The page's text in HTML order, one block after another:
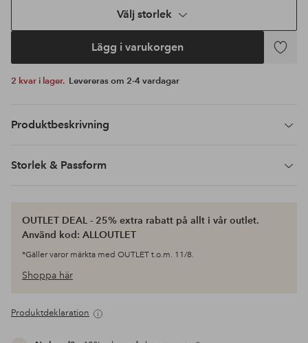
Välj storlek
Lägg i varukorgen
Lägg
2 kvar i lager. Levereras om 2-4 vardagar
Produktbeskrivning
Storlek & Passform
OUTLET DEAL - 25% extra rabatt på allt i vår outlet.
Använd kod: ALLOUTLET
*Gäller varor märkta med OUTLET t.o.m. 11/8.
Shoppa här
Produktdeklaration